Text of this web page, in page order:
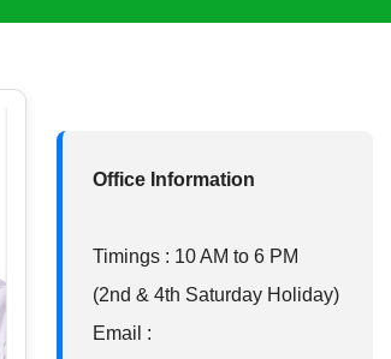
Office Information
Timings : 10 AM to 6 PM
(2nd & 4th Saturday Holiday)
Email :